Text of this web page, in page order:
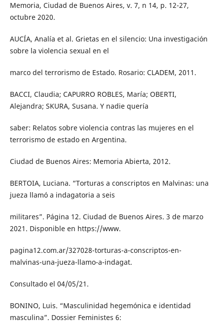
Memoria, Ciudad de Buenos Aires, v. 7, n 14, p. 12-27,
octubre 2020.
AUCÍA, Analía et al. Grietas en el silencio: Una investigación
sobre la violencia sexual en el
marco del terrorismo de Estado. Rosario: CLADEM, 2011.
BACCI, Claudia; CAPURRO ROBLES, María; OBERTI,
Alejandra; SKURA, Susana. Y nadie quería
saber: Relatos sobre violencia contras las mujeres en el
terrorismo de estado en Argentina.
Ciudad de Buenos Aires: Memoria Abierta, 2012.
BERTOIA, Luciana. “Torturas a conscriptos en Malvinas: una
jueza llamó a indagatoria a seis
militares”. Página 12. Ciudad de Buenos Aires. 3 de marzo
2021. Disponible en https://www.
pagina12.com.ar/327028-torturas-a-conscriptos-en-
malvinas-una-jueza-llamo-a-indagat.
Consultado el 04/05/21.
BONINO, Luis. “Masculinidad hegemónica e identidad
masculina”. Dossier Feministes 6: